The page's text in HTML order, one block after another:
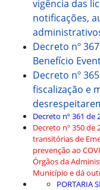
vigência das
notificações,
Decreto nº
Benefício
Decreto nº
fiscalização e
Decreto nº 361
Decreto nº 350 de
transitórias de
prevenção ao
Órgãos da
Município e dá
PORTARIA